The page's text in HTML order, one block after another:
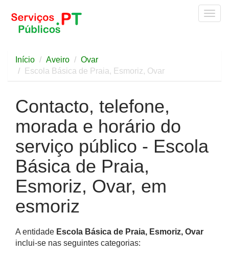
Início Aveiro
Ovar
Escola Básica de Praia, Esmoriz, Ovar
Contacto, telefone,
morada e horário do
serviço público - Escola
Básica de Praia,
Esmoriz, Ovar, em
esmoriz
A entidade Escola Básica de Praia, Esmoriz, Ovar
inclui-se nas seguintes categorias: